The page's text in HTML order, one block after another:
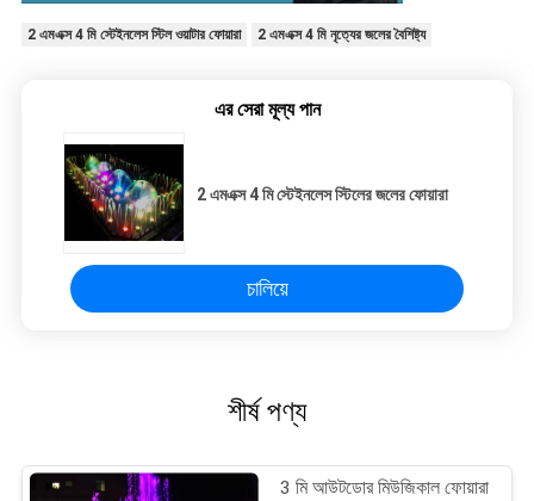
2 এমএক্স 4 মি স্টেইনলেস স্টিল ওয়াটার ফোয়ারা 2 এমএক্স 4 মি নৃত্যের জলের বৈশিষ্ট্য
এর সেরা মূল্য পান
2 এমএক্স 4 মি স্টেইনলেস স্টিলের জলের ফোয়ারা
চালিয়ে
শীর্ষ পণ্য
3 মি আউটডোর মিউজিকাল ফোয়ারা